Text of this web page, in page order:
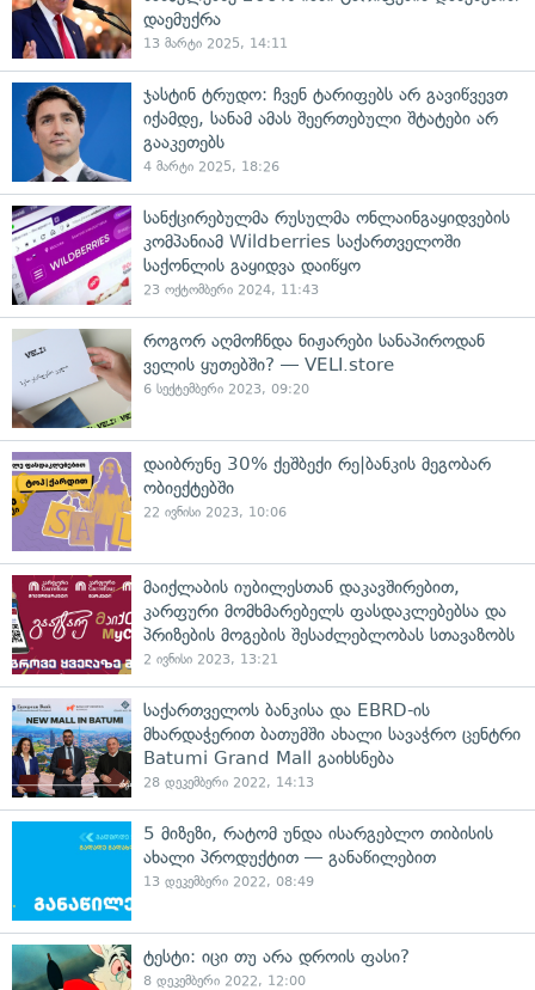
დაემუქრა
13 მარტი 2025, 14:11
ჯასტინ ტრუდო: ჩვენ ტარიფებს არ გავიწვევთ
იქამდე, სანამ ამას შეერთებული შტატები არ
გააკეთებს
4 მარტი 2025, 18:26
სანქცირებულმა რუსულმა ონლაინგაყიდვების
კომპანიამ Wildberries საქართველოში
საქონლის გაყიდვა დაიწყო
23 ოქტომბერი 2024, 11:43
როგორ აღმოჩნდა ნიჟარები სანაპიროდან
ველის ყუთებში? — VELI.store
6 სექტემბერი 2023, 09:20
დაიბრუნე 30% ქეშბექი რე|ბანკის მეგობარ
ობიექტებში
22 ივნისი 2023, 10:06
მაიქლაბის იუბილესთან დაკავშირებით,
კარფური მომხმარებელს ფასდაკლებებსა და
პრიზების მოგების შესაძლებლობას სთავაზობს
2 ივნისი 2023, 13:21
საქართველოს ბანკისა და EBRD-ის
მხარდაჭერით ბათუმში ახალი სავაჭრო ცენტრი
Batumi Grand Mall გაიხსნება
28 დეკემბერი 2022, 14:13
5 მიზეზი, რატომ უნდა ისარგებლო თიბისის
ახალი პროდუქტით — განაწილებით
13 დეკემბერი 2022, 08:49
ტესტი: იცი თუ არა დროის ფასი?
8 დეკემბერი 2022, 12:00